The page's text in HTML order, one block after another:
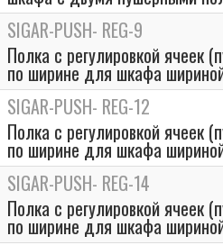
SIGAR-PUSH- REG-9
Полка с регулировкой ячеек
по ширине для шкафа
SIGAR-PUSH- REG-12
Полка с регулировкой ячеек
по ширине для шкафа
SIGAR-PUSH- REG-14
Полка с регулировкой ячеек
по ширине для шкафа